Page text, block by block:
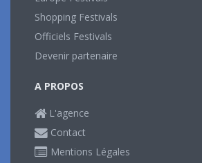
Shopping Festivals
Officiels Festivals
Devenir partenaire
A PROPOS
L'agence
Contact
Mentions Légales